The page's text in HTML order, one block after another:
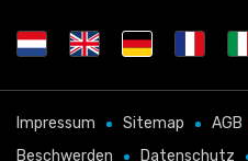
Impressum Sitemap AGB
Beschwerden
Datenschutz